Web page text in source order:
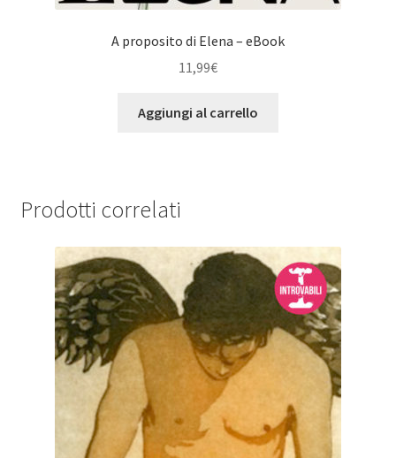
A proposito di Elena – eBook
11,99€
Aggiungi al carrello
Prodotti correlati